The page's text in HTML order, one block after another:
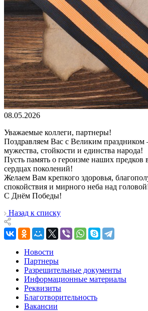
08.05.2026
Уважаемые коллеги, партнеры!
Поздравляем Вас с Великим
мужества, стойкости и единства народа!
Пусть память о героизме наших предков
сердцах поколений!
Желаем Вам крепкого здоровья,
спокойствия и мирного неба над
С Днём Победы!
Назад к списку
Новости
Партнеры
Разрешительные документы
Информационные материалы
Реквизиты
Благотворительность
Вакансии